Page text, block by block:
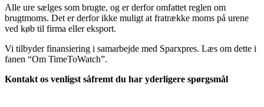
Alle ure sælges som brugte, og er derfor omfattet reglen om
brugtmoms. Det er derfor ikke muligt at fratrække moms på urene
ved køb til firma eller eksport.
Vi tilbyder finansiering i samarbejde med Sparxpres. Læs om dette i
fanen “Om TimeToWatch”.
Kontakt os venligst såfremt du har yderligere spørgsmål